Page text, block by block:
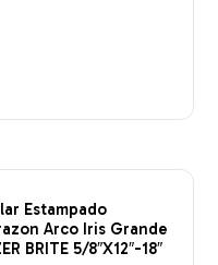
Estampado
Arco Iris Grande
BRITE 5/8″X12″-18″